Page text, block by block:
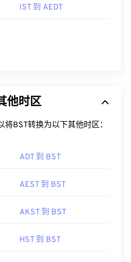
IST 到 AEDT
他时区
BST转换为以下其他时区：
ADT 到 BST
AEST 到 BST
AKST 到 BST
HST 到 BST